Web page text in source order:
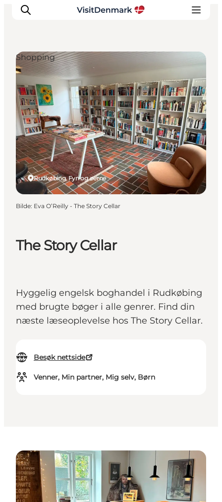
Inspirasjon
Reisemål
Aktiviteter
Overnatting
Planlegg reisen
The Story Cellar
Hyggelig engelsk boghandel i Rudkøbing
med brugte bøger i alle genrer. Find din
næste læseoplevelse hos The Story Cellar.
Besøk nettside
Venner, Min partner, Mig selv, Børn
Rudkøbing, Fyn og øerne
Shopping
Bilde: Eva O’Reilly - The Story Cellar